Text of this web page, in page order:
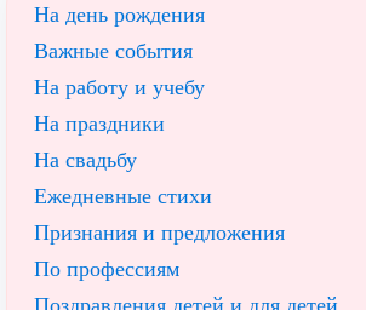
На день рождения
Важные события
На работу и учебу
На праздники
На свадьбу
Ежедневные стихи
Признания и предложения
По профессиям
Поздравления детей и для детей